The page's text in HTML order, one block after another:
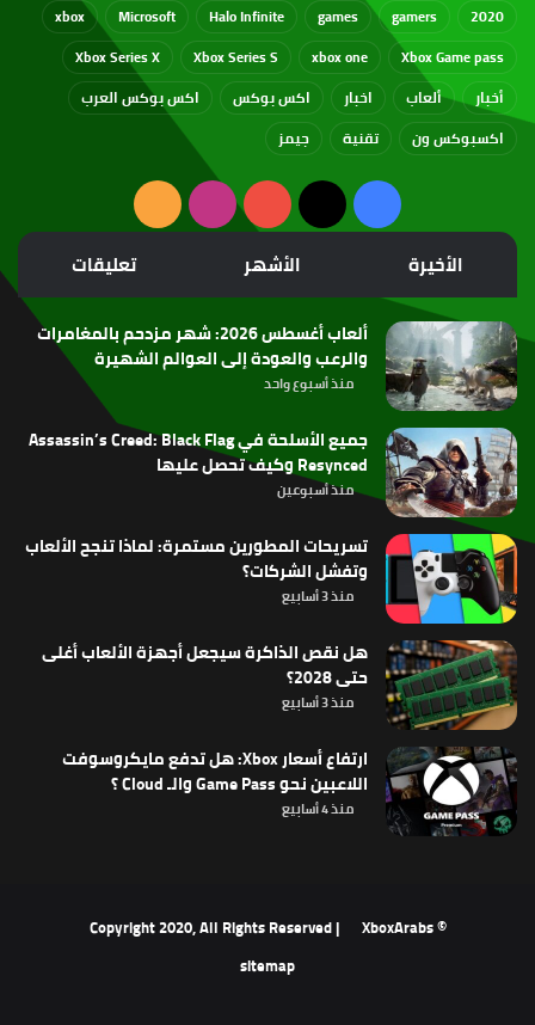
2020
gamers
games
Halo Infinite
Microsoft
xbox
Xbox Game pass
xbox one
Xbox Series S
Xbox Series X
أخبار
ألعاب اخبار اكس بوكس
اكس بوكس العرب
اكسبوكس ون
تقنية جيمز
فيسبوك
‫X
‫YouTubeانستقرامملخص
الموقع
RSS
الأخيرة الأشهر تعليقات
ألعاب أغسطس 2026: شهر مزدحم بالمغامرات
والرعب والعودة إلى العوالم الشهيرة
منذ أسبوع واحد
جميع الأسلحة في Assassin’s Creed: Black Flag
Resynced وكيف تحصل عليها
منذ أسبوعين
تسريحات المطورين مستمرة: لماذا تنجح الألعاب
وتفشل الشركات؟
منذ 3 أسابيع
هل نقص الذاكرة سيجعل أجهزة الألعاب أغلى
حتى 2028؟
منذ 3 أسابيع
ارتفاع أسعار Xbox: هل تدفع مايكروسوفت
اللاعبين نحو Game Pass والـ Cloud ؟
منذ 4 أسابيع
© Copyright 2020, All Rights Reserved |
XboxArabs
sitemap